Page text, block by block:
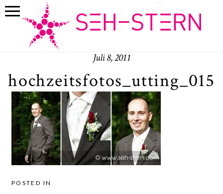
Juli 8, 2011
hochzeitsfotos_utting_015
POSTED IN